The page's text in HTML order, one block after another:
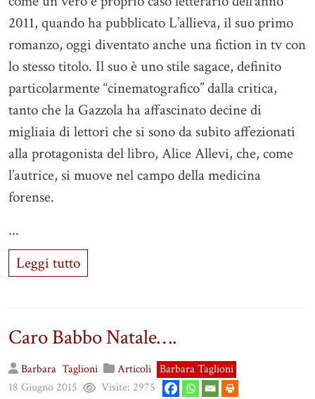
2011, quando ha pubblicato L’allieva, il suo primo
romanzo, oggi diventato anche una fiction in tv con
lo stesso titolo. Il suo è uno stile sagace, definito
particolarmente “cinematografico” dalla critica,
tanto che la Gazzola ha affascinato decine di
migliaia di lettori che si sono da subito affezionati
alla protagonista del libro, Alice Allevi, che, come
l’autrice, si muove nel campo della medicina
forense.
...
Leggi tutto
Caro Babbo Natale….
Barbara Taglioni Articoli Barbara Taglioni
18 Giugno 2015
Visite: 2975